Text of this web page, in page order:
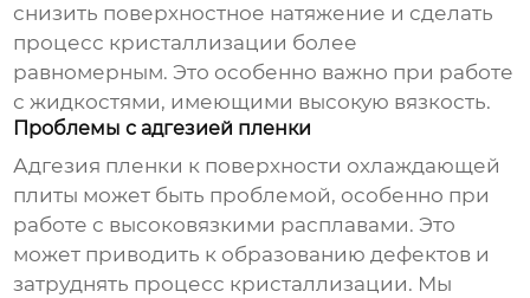
снизить поверхностное натяжение и сделать
процесс кристаллизации более
равномерным. Это особенно важно при работе
с жидкостями, имеющими высокую вязкость.
Проблемы с адгезией пленки
Адгезия пленки к поверхности охлаждающей
плиты может быть проблемой, особенно при
работе с высоковязкими расплавами. Это
может приводить к образованию дефектов и
затруднять процесс кристаллизации. Мы